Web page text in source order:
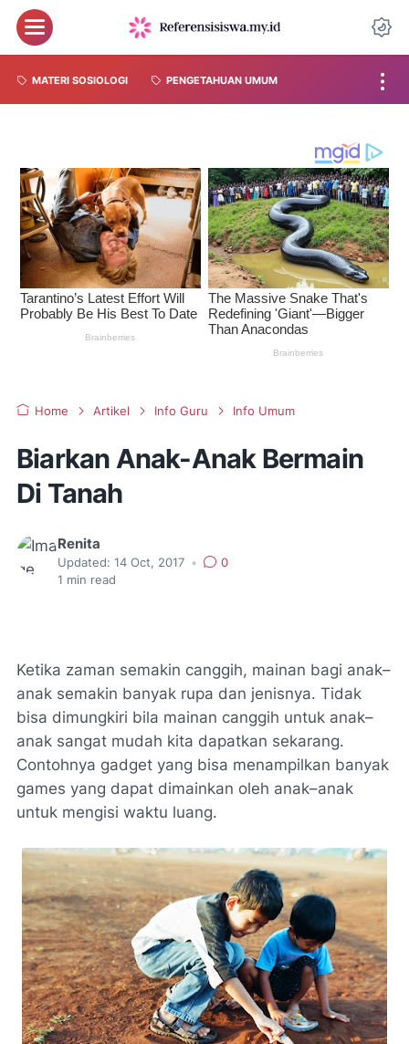
MATERI SOSIOLOGI PENGETAHUAN UMUM
Home Artikel Info Guru Info Umum
Biarkan Anak-Anak Bermain
Di Tanah
Renita
Updated: 14 Oct, 2017 •
0
1 min read
Ketika zaman semakin canggih, mainan bagi anak–
anak semakin banyak rupa dan jenisnya. Tidak
bisa dimungkiri bila mainan canggih untuk anak–
anak sangat mudah kita dapatkan sekarang.
Contohnya gadget yang bisa menampilkan banyak
games yang dapat dimainkan oleh anak–anak
untuk mengisi waktu luang.